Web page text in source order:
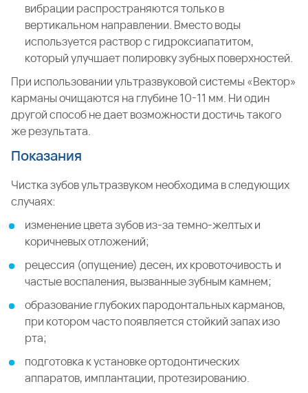
вибрации распространяются только в
вертикальном направлении. Вместо воды
используется раствор с гидроксиапатитом,
который улучшает полировку зубных поверхностей.
При использовании ультразвуковой системы «Вектор»
карманы очищаются на глубине 10-11 мм. Ни один
другой способ не дает возможности достичь такого
же результата.
Показания
Чистка зубов ультразвуком необходима в следующих
случаях:
изменение цвета зубов из-за темно-желтых и
коричневых отложений;
рецессия (опущение) десен, их кровоточивость и
частые воспаления, вызванные зубным камнем;
образование глубоких пародонтальных карманов,
при котором часто появляется стойкий запах изо
рта;
подготовка к установке ортодонтических
аппаратов, имплантации, протезированию.